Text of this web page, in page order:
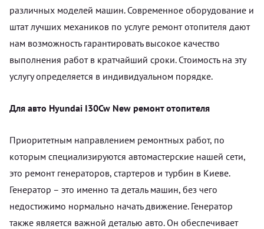
различных моделей машин. Современное оборудование и
штат лучших механиков по услуге ремонт отопителя дают
нам возможность гарантировать высокое качество
выполнения работ в кратчайший сроки. Стоимость на эту
услугу определяется в индивидуальном порядке.
Для авто Hyundai I30Cw New ремонт отопителя
Приоритетным направлением ремонтных работ, по
которым специализируются автомастерские нашей сети,
это ремонт генераторов, стартеров и турбин в Киеве.
Генератор – это именно та деталь машин, без чего
недостижимо нормально начать движение. Генератор
также является важной деталью авто. Он обеспечивает